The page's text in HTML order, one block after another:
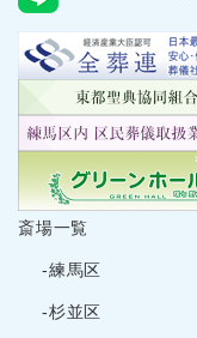
2024年12月
2024年11月
2024年10月
2024年9月
2024年8月
2024年7月
2024年6月
2024年3月
斎場一覧
-練馬区
-杉並区